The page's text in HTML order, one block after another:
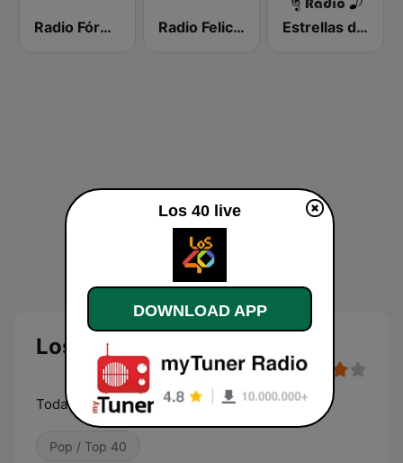
Radio Fórmula 103.3 FM Radio Felicidad 1180 AM Estrellas de los 80s
Los 40
Toda la Actitud
Pop / Top 40
Los 40 live
DOWNLOAD APP